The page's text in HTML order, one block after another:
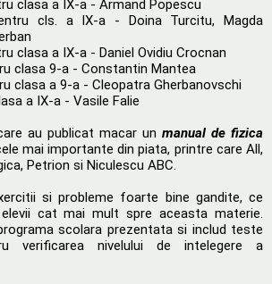
clasa a IX-a - Armand Popescu
cls. a IX-a - Doina Turcitu, Magda
clasa a IX-a - Daniel Ovidiu Crocnan
clasa 9-a - Constantin Mantea
clasa a 9-a - Cleopatra Gherbanovschi
a IX-a - Vasile Falie
au publicat macar un manual de fizica
mai importante din piata, printre care All,
Petrion si Niculescu ABC.
si probleme foarte bine gandite, ce
cat mai mult spre aceasta materie.
scolara prezentata si includ teste
verificarea nivelului de intelegere a